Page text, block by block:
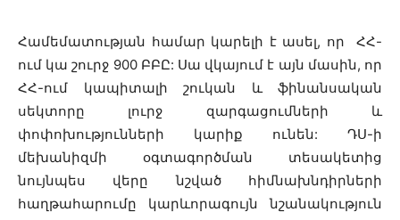
Համեմատության համար կարելի է ասել, որ ՀՀ-
ում կա շուրջ 900 ԲԲԸ: Սա վկայում է այն մասին, որ
ՀՀ-ում կապիտալի շուկան և ֆինանսական
սեկտորը լուրջ զարգացումների և
փոփոխությունների կարիք ունեն: ԴՍ-ի
մեխանիզմի օգտագործման տեսակետից
նույնպես վերը նշված հիմնախնդիրների
հաղթահարումը կարևորագույն նշանակություն